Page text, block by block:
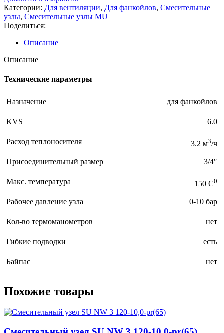
Категории: Для вентиляции, Для фанкойлов, Смесительные
узлы, Смесительные узлы MU
Поделиться:
Описание
Описание
Технические параметры
Назначение для фанкойлов
KVS 6.0
Расход теплоносителя 3.2 м3/ч
Присоединительный размер 3/4″
Макс. температура 150 C0
Рабочее давление узла 0-10 бар
Кол-во термоманометров нет
Гибкие подводки есть
Байпас нет
Похожие товары